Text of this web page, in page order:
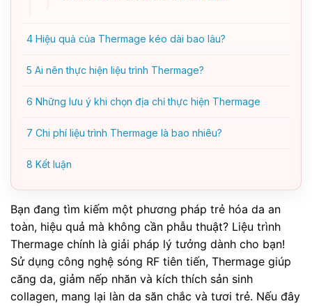
4 Hiệu quả của Thermage kéo dài bao lâu?
5 Ai nên thực hiện liệu trình Thermage?
6 Những lưu ý khi chọn địa chỉ thực hiện Thermage
7 Chi phí liệu trình Thermage là bao nhiêu?
8 Kết luận
Bạn đang tìm kiếm một phương pháp trẻ hóa da an
toàn, hiệu quả mà không cần phẫu thuật? Liệu trình
Thermage chính là giải pháp lý tưởng dành cho bạn!
Sử dụng công nghệ sóng RF tiên tiến, Thermage giúp
căng da, giảm nếp nhăn và kích thích sản sinh
collagen, mang lại làn da săn chắc và tươi trẻ. Nếu đây